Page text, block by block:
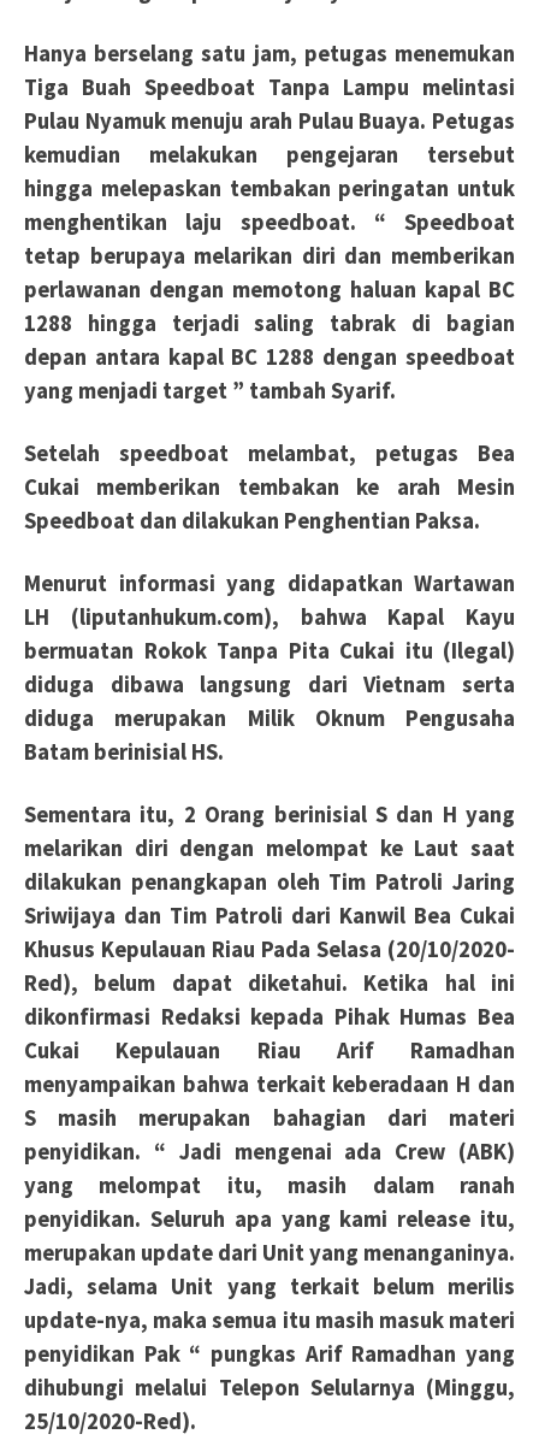
Hanya berselang satu jam, petugas menemukan
Tiga Buah Speedboat Tanpa Lampu melintasi
Pulau Nyamuk menuju arah Pulau Buaya. Petugas
kemudian melakukan pengejaran tersebut
hingga melepaskan tembakan peringatan untuk
menghentikan laju speedboat. “ Speedboat
tetap berupaya melarikan diri dan memberikan
perlawanan dengan memotong haluan kapal BC
1288 hingga terjadi saling tabrak di bagian
depan antara kapal BC 1288 dengan speedboat
yang menjadi target ” tambah Syarif.
Setelah speedboat melambat, petugas Bea
Cukai memberikan tembakan ke arah Mesin
Speedboat dan dilakukan Penghentian Paksa.
Menurut informasi yang didapatkan Wartawan
LH (liputanhukum.com), bahwa Kapal Kayu
bermuatan Rokok Tanpa Pita Cukai itu (Ilegal)
diduga dibawa langsung dari Vietnam serta
diduga merupakan Milik Oknum Pengusaha
Batam berinisial HS.
Sementara itu, 2 Orang berinisial S dan H yang
melarikan diri dengan melompat ke Laut saat
dilakukan penangkapan oleh Tim Patroli Jaring
Sriwijaya dan Tim Patroli dari Kanwil Bea Cukai
Khusus Kepulauan Riau Pada Selasa (20/10/2020-
Red), belum dapat diketahui. Ketika hal ini
dikonfirmasi Redaksi kepada Pihak Humas Bea
Cukai Kepulauan Riau Arif Ramadhan
menyampaikan bahwa terkait keberadaan H dan
S masih merupakan bahagian dari materi
penyidikan. “ Jadi mengenai ada Crew (ABK)
yang melompat itu, masih dalam ranah
penyidikan. Seluruh apa yang kami release itu,
merupakan update dari Unit yang menanganinya.
Jadi, selama Unit yang terkait belum merilis
update-nya, maka semua itu masih masuk materi
penyidikan Pak “ pungkas Arif Ramadhan yang
dihubungi melalui Telepon Selularnya (Minggu,
25/10/2020-Red).